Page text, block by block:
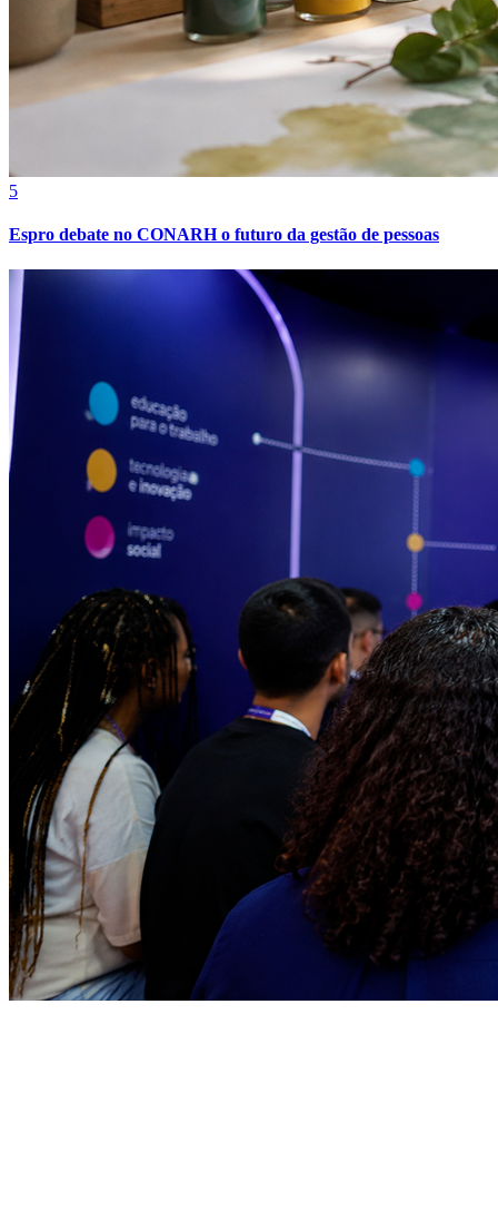
Vitória
Sport
5
Espro debate no CONARH o futuro da gestão de pessoas